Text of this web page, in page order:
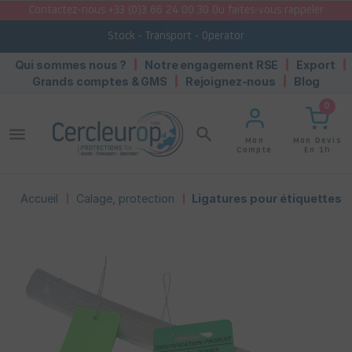
Contactez-nous +33 (0)3 66 24 00 30 Ou faites-vous rappeler
Stock - Transport - Operator
Qui sommes nous ? Notre engagement RSE
Export
Grands comptes & GMS
Rejoignez-nous Blog
search
Mon
Compte
0
Mon Devis
En 1h
menu
Accueil Calage, protection Ligatures pour étiquettes